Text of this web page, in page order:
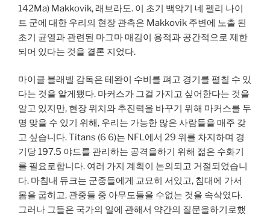
142Ma) Makkovik, 래브라도. 이 초기 백악기 네 펠리 나이
트 군에 대한 우리의 현장 관측은 Makkovik 주변에 노출 된
초기 균열과 관련된 마그마 매김이 용적과 공간적으로 제한
되어 있다는 것을 결론 지었다.
마이클 블래벨 감독은 테완이 수비를 펴고 경기를 펼칠 수 있
다는 것을 알게됐다. 마커스가 그걸 가지고 싶어한다는 것을
알고 있지만, 현장 위치와 추진력을 바꾸기 위해 마커스를 두
명 맞을 수 있기 위해, 우리는 가능한 많은 사람들을 매주 갖
고 싶습니다. Titans (6 6)는 NFL에서 29 위를 차지하며 경
기당 197.5 야드를 관리하는 공격을하기 위해 젊은 수화기
를 필요로합니다. 여러 가지 계획이 논의되고 거절되었습니
다. 마침내 듀크는 군중들에게 교묘히 서있고, 침대에 가서
몸을 굽히고, 관중들 중 아무도들을 수없는 것을 속삭였다.
그러나 그들은 국가의 일에 관해서 약간의 질문을하기로했